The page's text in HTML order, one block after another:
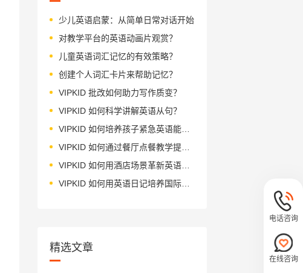
少儿英语启蒙：从简单日常对话开始
对教学平台的英语动画片观赏？
儿童英语词汇记忆的有效策略？
创建个人词汇卡片来帮助记忆？
VIPKID 批改如何助力写作质变？
VIPKID 如何科学讲解英语从句？
VIPKID 如何培养孩子紧急英语能力？
VIPKID 如何通过餐厅点餐教学提升少儿英语应用能力？
VIPKID 如何用酒店场景革新英语教学？
VIPKID 如何用英语日记培养国际化人才？
精选文章
电话咨询
在线咨询